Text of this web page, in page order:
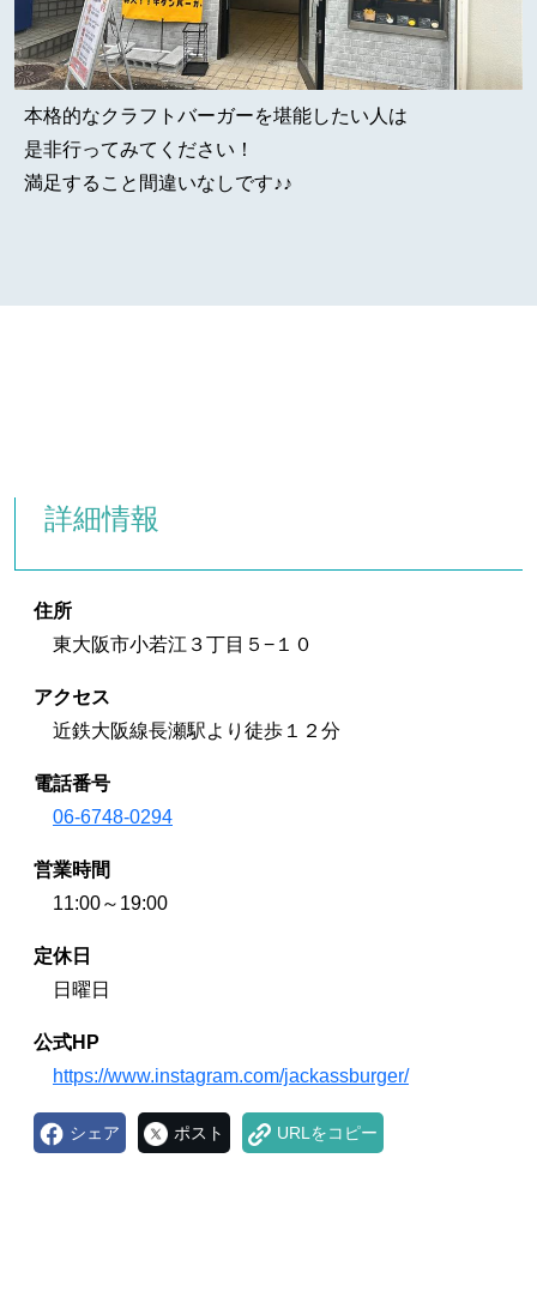
本格的なクラフトバーガーを堪能したい人は
是非行ってみてください！
満足すること間違いなしです♪♪
詳細情報
住所
東大阪市小若江３丁目５−１０
アクセス
近鉄大阪線長瀬駅より徒歩１２分
電話番号
06-6748-0294
営業時間
11:00～19:00
定休日
日曜日
公式HP
https://www.instagram.com/jackassburger/
シェア ポスト URLをコピー